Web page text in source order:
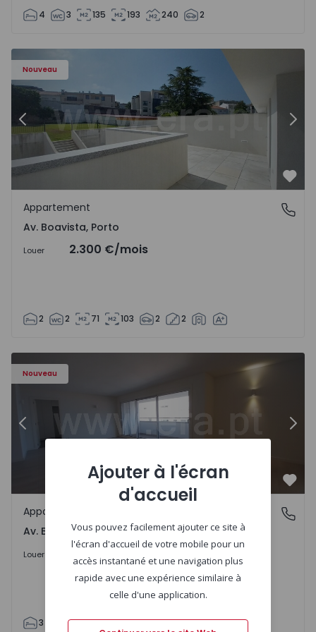
4 3 135 193 240 2
Nouveau
Appartement T2 Porto, Av. Boavista - 1575459 - 4
Précédent
Av. Boavista, Porto
Appartement
Av. Boavista, Porto
Louer 2.300 €/mois
2 2 71 103 2 2
Nouveau
Appartement T3 Porto, Av. Boavista - 1575472 - 5
Précédent
Av. Boavista, Porto
Appartement
Av. Boavista, Porto
Louer 2.300 € /mois
3 2 132 142 2 4
Ajouter à l'écran
d'accueil
Vous pouvez facilement ajouter ce site à
l'écran d'accueil de votre mobile pour un
accès instantané et une navigation plus
rapide avec une expérience similaire à
celle d'une application.